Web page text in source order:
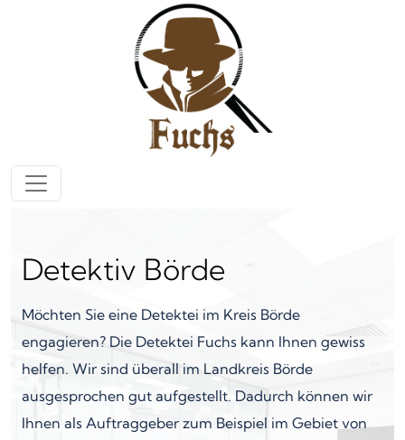
Zum Inhalt springen
Hauptnavigation
Detektiv Börde
Möchten Sie eine Detektei im Kreis Börde
engagieren? Die Detektei Fuchs kann Ihnen gewiss
helfen. Wir sind überall im Landkreis Börde
ausgesprochen gut aufgestellt. Dadurch können wir
Ihnen als Auftraggeber zum Beispiel im Gebiet von